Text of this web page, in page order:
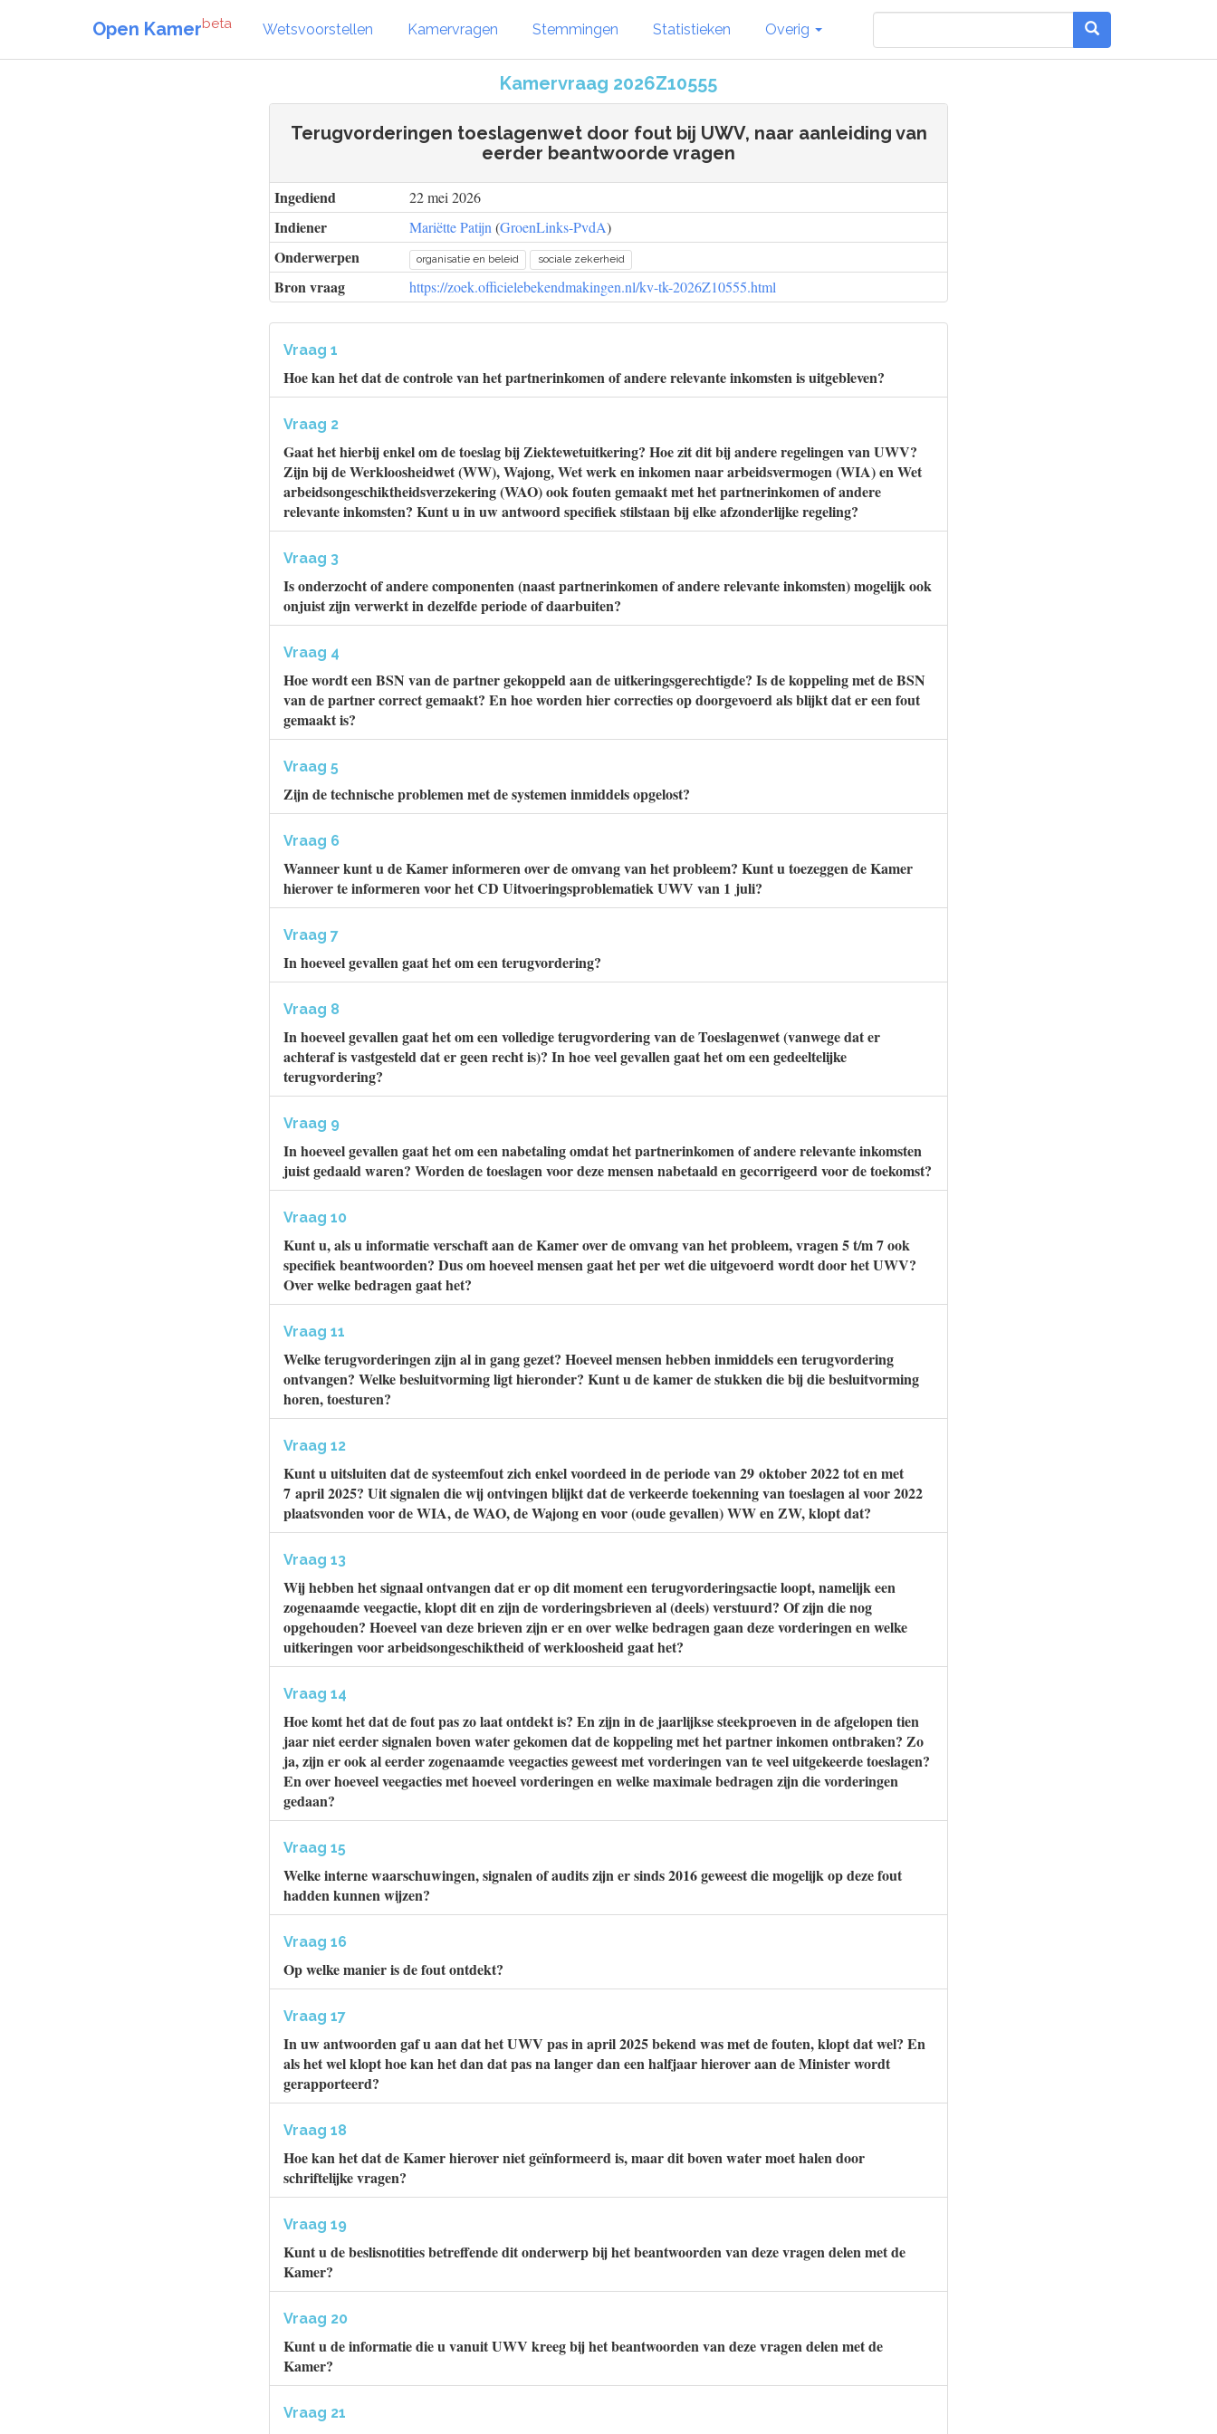
Open Kamerbeta Wetsvoorstellen Kamervragen Stemmingen Statistieken Overig
Kamervraag 2026Z10555
Terugvorderingen toeslagenwet door fout bij UWV, naar aanleiding van
eerder beantwoorde vragen
Ingediend 22 mei 2026
Indiener Mariëtte Patijn (GroenLinks-PvdA)
Onderwerpen organisatie en beleid sociale zekerheid
Bron vraag https://zoek.officielebekendmakingen.nl/kv-tk-2026Z10555.html
Vraag 1
Hoe kan het dat de controle van het partnerinkomen of andere relevante inkomsten is uitgebleven?
Vraag 2
Gaat het hierbij enkel om de toeslag bij Ziektewetuitkering? Hoe zit dit bij andere regelingen van UWV?
Zijn bij de Werkloosheidwet (WW), Wajong, Wet werk en inkomen naar arbeidsvermogen (WIA) en Wet
arbeidsongeschiktheidsverzekering (WAO) ook fouten gemaakt met het partnerinkomen of andere
relevante inkomsten? Kunt u in uw antwoord specifiek stilstaan bij elke afzonderlijke regeling?
Vraag 3
Is onderzocht of andere componenten (naast partnerinkomen of andere relevante inkomsten) mogelijk ook
onjuist zijn verwerkt in dezelfde periode of daarbuiten?
Vraag 4
Hoe wordt een BSN van de partner gekoppeld aan de uitkeringsgerechtigde? Is de koppeling met de BSN
van de partner correct gemaakt? En hoe worden hier correcties op doorgevoerd als blijkt dat er een fout
gemaakt is?
Vraag 5
Zijn de technische problemen met de systemen inmiddels opgelost?
Vraag 6
Wanneer kunt u de Kamer informeren over de omvang van het probleem? Kunt u toezeggen de Kamer
hierover te informeren voor het CD Uitvoeringsproblematiek UWV van 1 juli?
Vraag 7
In hoeveel gevallen gaat het om een terugvordering?
Vraag 8
In hoeveel gevallen gaat het om een volledige terugvordering van de Toeslagenwet (vanwege dat er
achteraf is vastgesteld dat er geen recht is)? In hoe veel gevallen gaat het om een gedeeltelijke
terugvordering?
Vraag 9
In hoeveel gevallen gaat het om een nabetaling omdat het partnerinkomen of andere relevante inkomsten
juist gedaald waren? Worden de toeslagen voor deze mensen nabetaald en gecorrigeerd voor de toekomst?
Vraag 10
Kunt u, als u informatie verschaft aan de Kamer over de omvang van het probleem, vragen 5 t/m 7 ook
specifiek beantwoorden? Dus om hoeveel mensen gaat het per wet die uitgevoerd wordt door het UWV?
Over welke bedragen gaat het?
Vraag 11
Welke terugvorderingen zijn al in gang gezet? Hoeveel mensen hebben inmiddels een terugvordering
ontvangen? Welke besluitvorming ligt hieronder? Kunt u de kamer de stukken die bij die besluitvorming
horen, toesturen?
Vraag 12
Kunt u uitsluiten dat de systeemfout zich enkel voordeed in de periode van 29 oktober 2022 tot en met
7 april 2025? Uit signalen die wij ontvingen blijkt dat de verkeerde toekenning van toeslagen al voor 2022
plaatsvonden voor de WIA, de WAO, de Wajong en voor (oude gevallen) WW en ZW, klopt dat?
Vraag 13
Wij hebben het signaal ontvangen dat er op dit moment een terugvorderingsactie loopt, namelijk een
zogenaamde veegactie, klopt dit en zijn de vorderingsbrieven al (deels) verstuurd? Of zijn die nog
opgehouden? Hoeveel van deze brieven zijn er en over welke bedragen gaan deze vorderingen en welke
uitkeringen voor arbeidsongeschiktheid of werkloosheid gaat het?
Vraag 14
Hoe komt het dat de fout pas zo laat ontdekt is? En zijn in de jaarlijkse steekproeven in de afgelopen tien
jaar niet eerder signalen boven water gekomen dat de koppeling met het partner inkomen ontbraken? Zo
ja, zijn er ook al eerder zogenaamde veegacties geweest met vorderingen van te veel uitgekeerde toeslagen?
En over hoeveel veegacties met hoeveel vorderingen en welke maximale bedragen zijn die vorderingen
gedaan?
Vraag 15
Welke interne waarschuwingen, signalen of audits zijn er sinds 2016 geweest die mogelijk op deze fout
hadden kunnen wijzen?
Vraag 16
Op welke manier is de fout ontdekt?
Vraag 17
In uw antwoorden gaf u aan dat het UWV pas in april 2025 bekend was met de fouten, klopt dat wel? En
als het wel klopt hoe kan het dan dat pas na langer dan een halfjaar hierover aan de Minister wordt
gerapporteerd?
Vraag 18
Hoe kan het dat de Kamer hierover niet geïnformeerd is, maar dit boven water moet halen door
schriftelijke vragen?
Vraag 19
Kunt u de beslisnotities betreffende dit onderwerp bij het beantwoorden van deze vragen delen met de
Kamer?
Vraag 20
Kunt u de informatie die u vanuit UWV kreeg bij het beantwoorden van deze vragen delen met de
Kamer?
Vraag 21